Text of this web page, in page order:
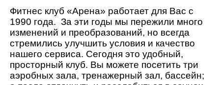
Фитнес клуб «Арена» работает для Вас с
1990 года. За эти годы мы пережили много
изменений и преобразований, но всегда
стремились улучшить условия и качество
нашего сервиса. Сегодня это удобный,
просторный клуб. Вы можете посетить три
аэробных зала, тренажерный зал, бассейн;